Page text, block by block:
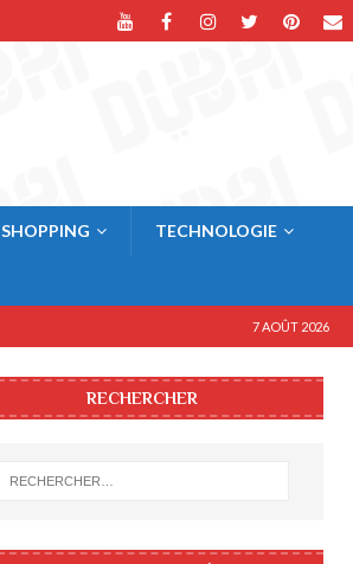
SHOPPING TECHNOLOGIE
7 AOÛT 2026
RECHERCHER